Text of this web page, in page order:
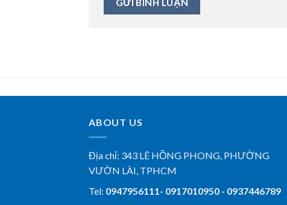
ABOUT US
Địa chỉ: 343 LÊ HỒNG PHONG, PHƯỜNG
VƯỜN LÀI, TPHCM
Tel: 0947956111- 0917010950 - 0937446789